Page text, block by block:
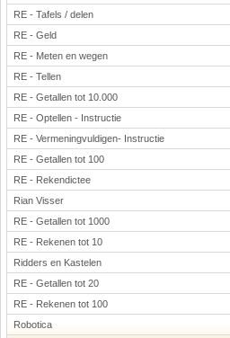
RE - Tafels / delen
RE - Geld
RE - Meten en wegen
RE - Tellen
RE - Getallen tot 10.000
RE - Optellen - Instructie
RE - Vermeningvuldigen- Instructie
RE - Getallen tot 100
RE - Rekendictee
Rian Visser
RE - Getallen tot 1000
RE - Rekenen tot 10
Ridders en Kastelen
RE - Getallen tot 20
RE - Rekenen tot 100
Robotica